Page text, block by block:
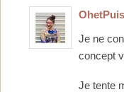
OhetPuis
Je ne
concept
Je tente